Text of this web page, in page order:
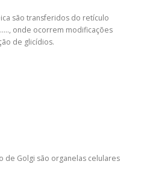
são transferidos do retículo
onde ocorrem modificações
de glicídios.
de Golgi são organelas celulares